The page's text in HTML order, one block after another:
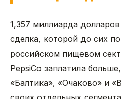
1,357 миллиарда
сделка, которой до сих
российском пищевом
PepsiCo заплатила
«Балтика», «Очаково» и